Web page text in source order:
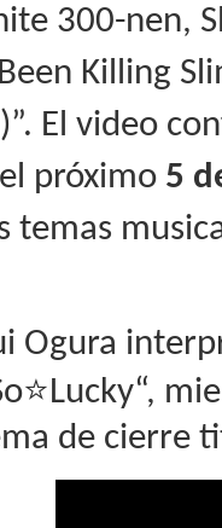
300-nen,
Killing
El video
próximo 5
temas
Ogura
de cierre